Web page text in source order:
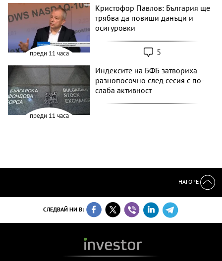
преди 11 часа
Кристофор Павлов: България ще
трябва да повиши данъци и
осигуровки
5
преди 11 часа
Индексите на БФБ затвориха
разнопосочно след сесия с по-
слаба активност
НАГОРЕ
СЛЕДВАЙ НИ В: